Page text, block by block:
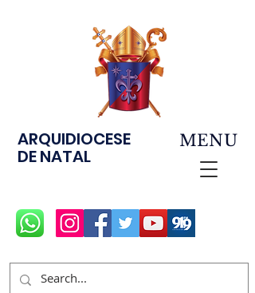
ARQUIDIOCESE
DE NATAL
MENU